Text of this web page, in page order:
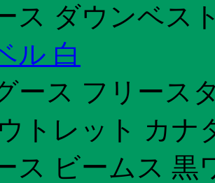
ス ダウンベス
ル 白
ース フリース
トレット カナ
ス ビームス 黒